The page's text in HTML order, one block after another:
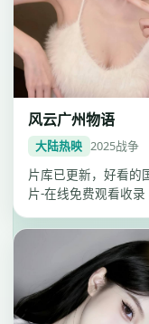
风云广州物语
大陆热映 2025战争
片库已更新，好看的
片-在线免费观看收录
争国产大…